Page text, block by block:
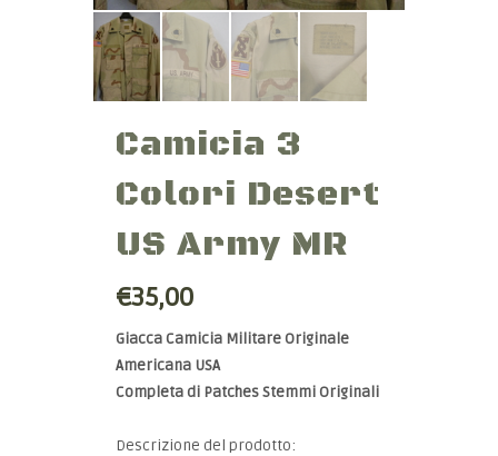
Camicia 3
Colori Desert
US Army MR
€35,00
Giacca Camicia Militare Originale
Americana USA
Completa di Patches Stemmi Originali
Descrizione del prodotto: